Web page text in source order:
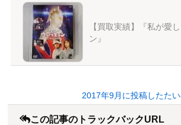
【買取実績】『私が愛
ン』
2017年9月に投稿したた
この記事のトラックバックURL